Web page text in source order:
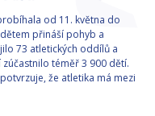
od 11. května do
přináší pohyb a
73 atletických oddílů a
téměř 3 900 dětí.
že atletika má mezi